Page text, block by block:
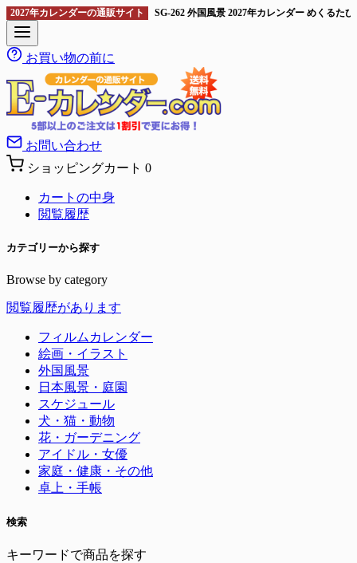
2027年カレンダーの通販サイト SG-262 外国風景 2027年カレンダー めくるた
お買い物の前に
お問い合わせ
ショッピングカート 0
カートの中身
閲覧履歴
カテゴリーから探す
Browse by category
閲覧履歴があります
フィルムカレンダー
絵画・イラスト
外国風景
日本風景・庭園
スケジュール
犬・猫・動物
花・ガーデニング
アイドル・女優
家庭・健康・その他
卓上・手帳
検索
キーワードで商品を探す